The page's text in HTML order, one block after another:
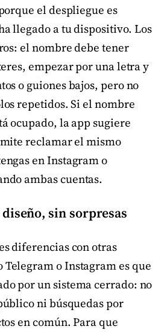
el despliegue es
llegado a tu dispositivo. Los
el nombre debe tener
empezar por una letra y
o guiones bajos, pero no
repetidos. Si el nombre
ocupado, la app sugiere
reclamar el mismo
en Instagram o
ambas cuentas.
sin sorpresas
diferencias con otras
o Instagram es que
por un sistema cerrado: no
ni búsquedas por
en común. Para que